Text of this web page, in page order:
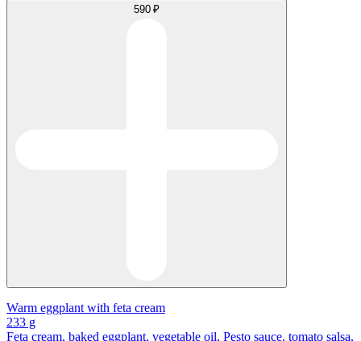
590 ₽
Warm eggplant with feta cream
233 g
Feta cream, baked eggplant, vegetable oil, Pesto sauce, tomato salsa,